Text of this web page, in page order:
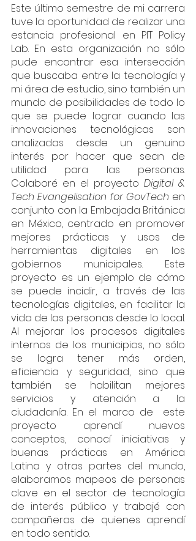
Este último semestre de mi carrera
tuve la oportunidad de realizar una
estancia profesional en PIT Policy
Lab. En esta organización no sólo
pude encontrar esa intersección
que buscaba entre la tecnología y
mi área de estudio, sino también un
mundo de posibilidades de todo lo
que se puede lograr cuando las
innovaciones tecnológicas son
analizadas desde un genuino
interés por hacer que sean de
utilidad para las personas.
Colaboré en el proyecto Digital &
Tech Evangelisation for GovTech en
conjunto con la Embajada Británica
en México, centrado en promover
mejores prácticas y usos de
herramientas digitales en los
gobiernos municipales. Este
proyecto es un ejemplo de cómo
se puede incidir, a través de las
tecnologías digitales, en facilitar la
vida de las personas desde lo local.
Al mejorar los procesos digitales
internos de los municipios, no sólo
se logra tener más orden,
eficiencia y seguridad, sino que
también se habilitan mejores
servicios y atención a la
ciudadanía. En el marco de  este
proyecto aprendí nuevos
conceptos, conocí iniciativas y
buenas prácticas en América
Latina y otras partes del mundo,
elaboramos mapeos de personas
clave en el sector de tecnología
de interés público y trabajé con
compañeras de quienes aprendí
en todo sentido.